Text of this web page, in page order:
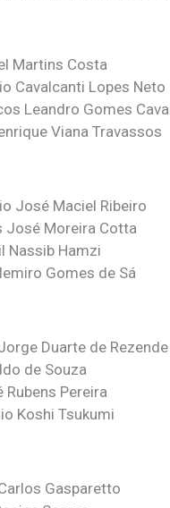
Martins Costa
Cavalcanti Lopes Neto
Leandro Gomes
Viana Travassos
José Maciel Ribeiro
José Moreira Cotta
Nassib Hamzi
Gomes de Sá
Duarte de Rezende
de Souza
Pereira
Koshi Tsukumi
Gasparetto